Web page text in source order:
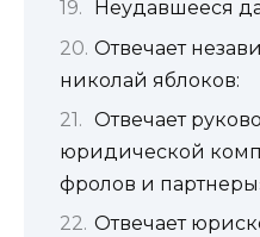
Неудавшееся
Отвечает
николай яблоков:
Отвечает
юридической
фролов и
Отвечает